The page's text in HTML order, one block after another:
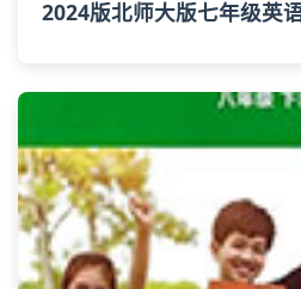
2024版北师大版七年级英